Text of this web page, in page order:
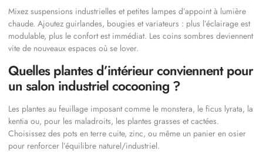
Mixez suspensions industrielles et petites lampes d’appoint à lumière
chaude. Ajoutez guirlandes, bougies et variateurs : plus l’éclairage est
modulable, plus le confort est immédiat. Les coins sombres deviennent
vite de nouveaux espaces où se lover.
Quelles plantes d’intérieur conviennent pour
un salon industriel cocooning ?
Les plantes au feuillage imposant comme le monstera, le ficus lyrata, la
kentia ou, pour les maladroits, les plantes grasses et cactées.
Choisissez des pots en terre cuite, zinc, ou même un panier en osier
pour renforcer l’équilibre naturel/industriel.